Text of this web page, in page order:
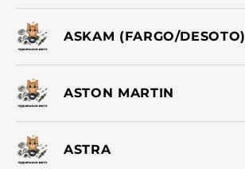
ASKAM (FARGO/DESOTO)
ASTON MARTIN
ASTRA